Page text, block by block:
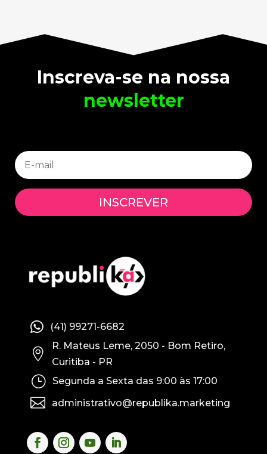
Inscreva-se na nossa
newsletter
INSCREVER
 (41) 99271-6682

R. Mateus Leme, 2050 - Bom Retiro,
Curitiba - PR
} Segunda a Sexta das 9:00 às 17:00
 administrativo@republika.marketing